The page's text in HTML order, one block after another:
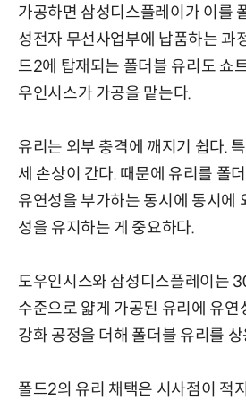
가공하면 삼성디스플레이가 이를
성전자 무선사업부에 납품하는 과
드2에 탑재되는 폴더블 유리도 쇼
우인시스가 가공을 맡는다.
유리는 외부 충격에 깨지기 쉽다.
세 손상이 간다. 때문에 유리를 폴
유연성을 부가하는 동시에 동시에
성을 유지하는 게 중요하다.
도우인시스와 삼성디스플레이는
수준으로 얇게 가공된 유리에 유
강화 공정을 더해 폴더블 유리를
폴드2의 유리 채택은 시사점이 적